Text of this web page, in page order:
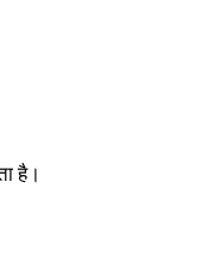
है।